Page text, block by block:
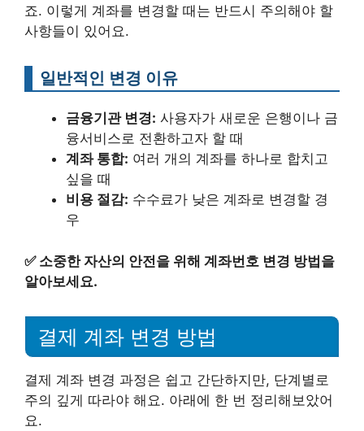
죠. 이렇게 계좌를 변경할 때는 반드시 주의해야 할
사항들이 있어요.
일반적인 변경 이유
금융기관 변경: 사용자가 새로운 은행이나 금
융서비스로 전환하고자 할 때
계좌 통합: 여러 개의 계좌를 하나로 합치고
싶을 때
비용 절감: 수수료가 낮은 계좌로 변경할 경
우
✅ 소중한 자산의 안전을 위해 계좌번호 변경 방법을
알아보세요.
결제 계좌 변경 방법
결제 계좌 변경 과정은 쉽고 간단하지만, 단계별로
주의 깊게 따라야 해요. 아래에 한 번 정리해보았어
요.